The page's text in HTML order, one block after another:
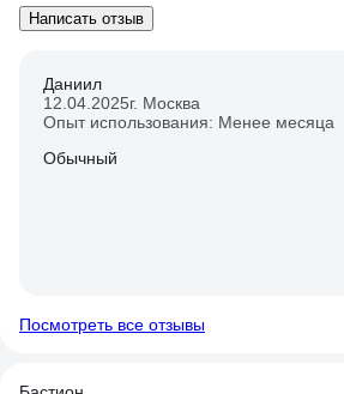
Написать отзыв
Даниил
12.04.2025г. Москва
Опыт использования: Менее месяца
Обычный
Посмотреть все отзывы